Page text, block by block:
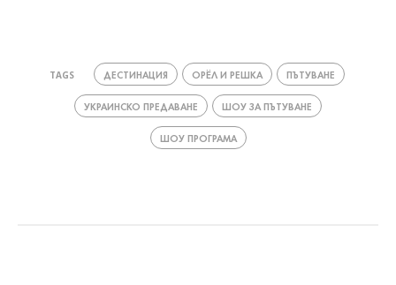
TAGS ДЕСТИНАЦИЯ ОРЁЛ И РЕШКА ПЪТУВАНЕ
УКРАИНСКО ПРЕДАВАНЕ ШОУ ЗА ПЪТУВАНЕ
ШОУ ПРОГРАМА